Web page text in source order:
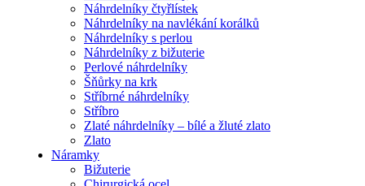
Náhrdelníky čtyřlístek
Náhrdelníky na navlékání korálků
Náhrdelníky s perlou
Náhrdelníky z bižuterie
Perlové náhrdelníky
Šňůrky na krk
Stříbrné náhrdelníky
Stříbro
Zlaté náhrdelníky – bílé a žluté zlato
Zlato
Náramky
Bižuterie